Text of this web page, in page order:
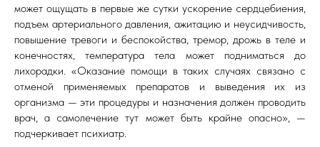
может ощущать в первые же сутки ускорение сердцебиения,
подъем артериального давления, ажитацию и неусидчивость,
повышение тревоги и беспокойства, тремор, дрожь в теле и
конечностях, температура тела может подниматься до
лихорадки. «Оказание помощи в таких случаях связано с
отменой применяемых препаратов и выведения их из
организма — эти процедуры и назначения должен проводить
врач, а самолечение тут может быть крайне опасно», —
подчеркивает психиатр.